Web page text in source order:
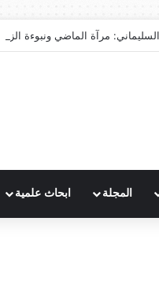
مرآة الماضي ونبوءة الزوال
المجلة ابحاث علمية